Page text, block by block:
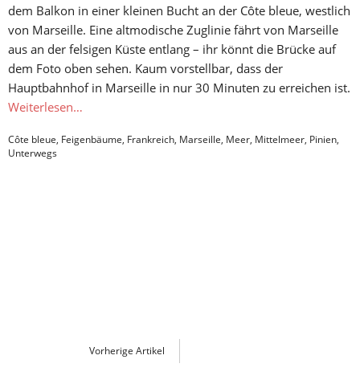
dem Balkon in einer kleinen Bucht an der Côte bleue, westlich
von Marseille. Eine altmodische Zuglinie fährt von Marseille
aus an der felsigen Küste entlang – ihr könnt die Brücke auf
dem Foto oben sehen. Kaum vorstellbar, dass der
Hauptbahnhof in Marseille in nur 30 Minuten zu erreichen ist.
Weiterlesen…
Côte bleue, Feigenbäume, Frankreich, Marseille, Meer, Mittelmeer, Pinien,
Unterwegs
Vorherige Artikel